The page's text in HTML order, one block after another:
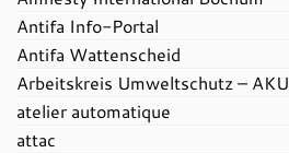
Antifa Info-Portal
Antifa Wattenscheid
Arbeitskreis Umweltschutz – AKU
atelier automatique
attac